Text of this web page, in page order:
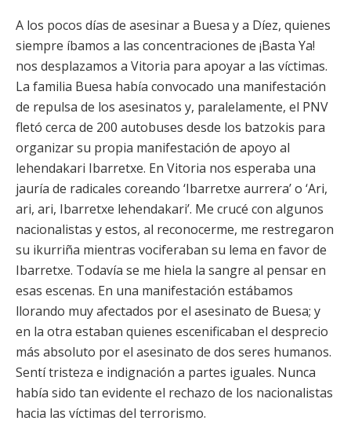
A los pocos días de asesinar a Buesa y a Díez, quienes
siempre íbamos a las concentraciones de ¡Basta Ya!
nos desplazamos a Vitoria para apoyar a las víctimas.
La familia Buesa había convocado una manifestación
de repulsa de los asesinatos y, paralelamente, el PNV
fletó cerca de 200 autobuses desde los batzokis para
organizar su propia manifestación de apoyo al
lehendakari Ibarretxe. En Vitoria nos esperaba una
jauría de radicales coreando ‘Ibarretxe aurrera’ o ‘Ari,
ari, ari, Ibarretxe lehendakari’. Me crucé con algunos
nacionalistas y estos, al reconocerme, me restregaron
su ikurriña mientras vociferaban su lema en favor de
Ibarretxe. Todavía se me hiela la sangre al pensar en
esas escenas. En una manifestación estábamos
llorando muy afectados por el asesinato de Buesa; y
en la otra estaban quienes escenificaban el desprecio
más absoluto por el asesinato de dos seres humanos.
Sentí tristeza e indignación a partes iguales. Nunca
había sido tan evidente el rechazo de los nacionalistas
hacia las víctimas del terrorismo.